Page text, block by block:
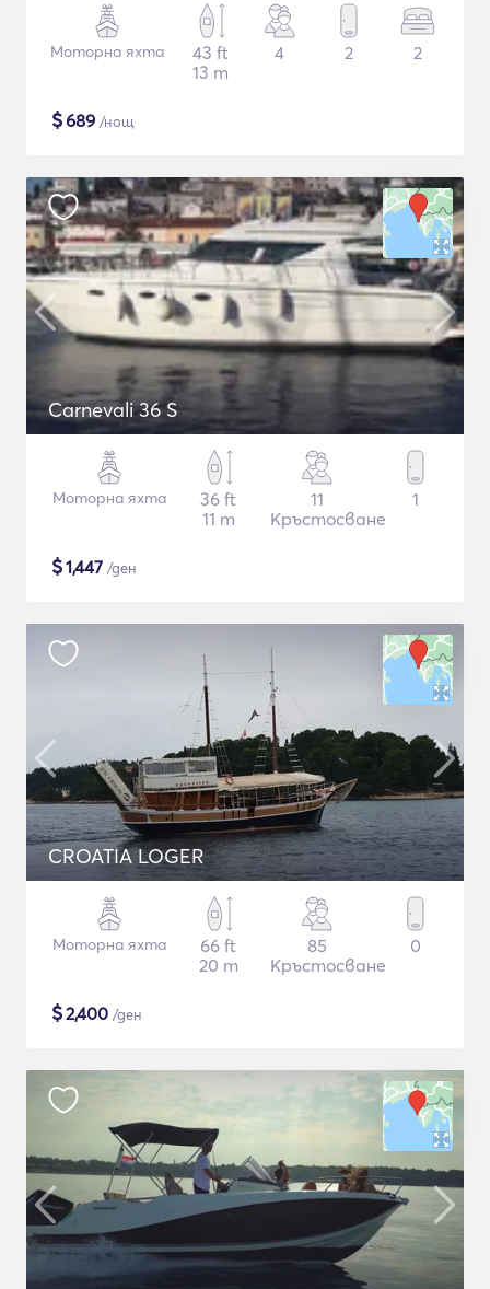
Моторна яхта
43 ft
13 m
4 2 2
$689 /нощ
Carnevali 36 S
Моторна яхта
36 ft
11 m
11
Кръстосване
1
$1,447 /ден
CROATIA LOGER
Моторна яхта
66 ft
20 m
85
Кръстосване
0
$2,400 /ден